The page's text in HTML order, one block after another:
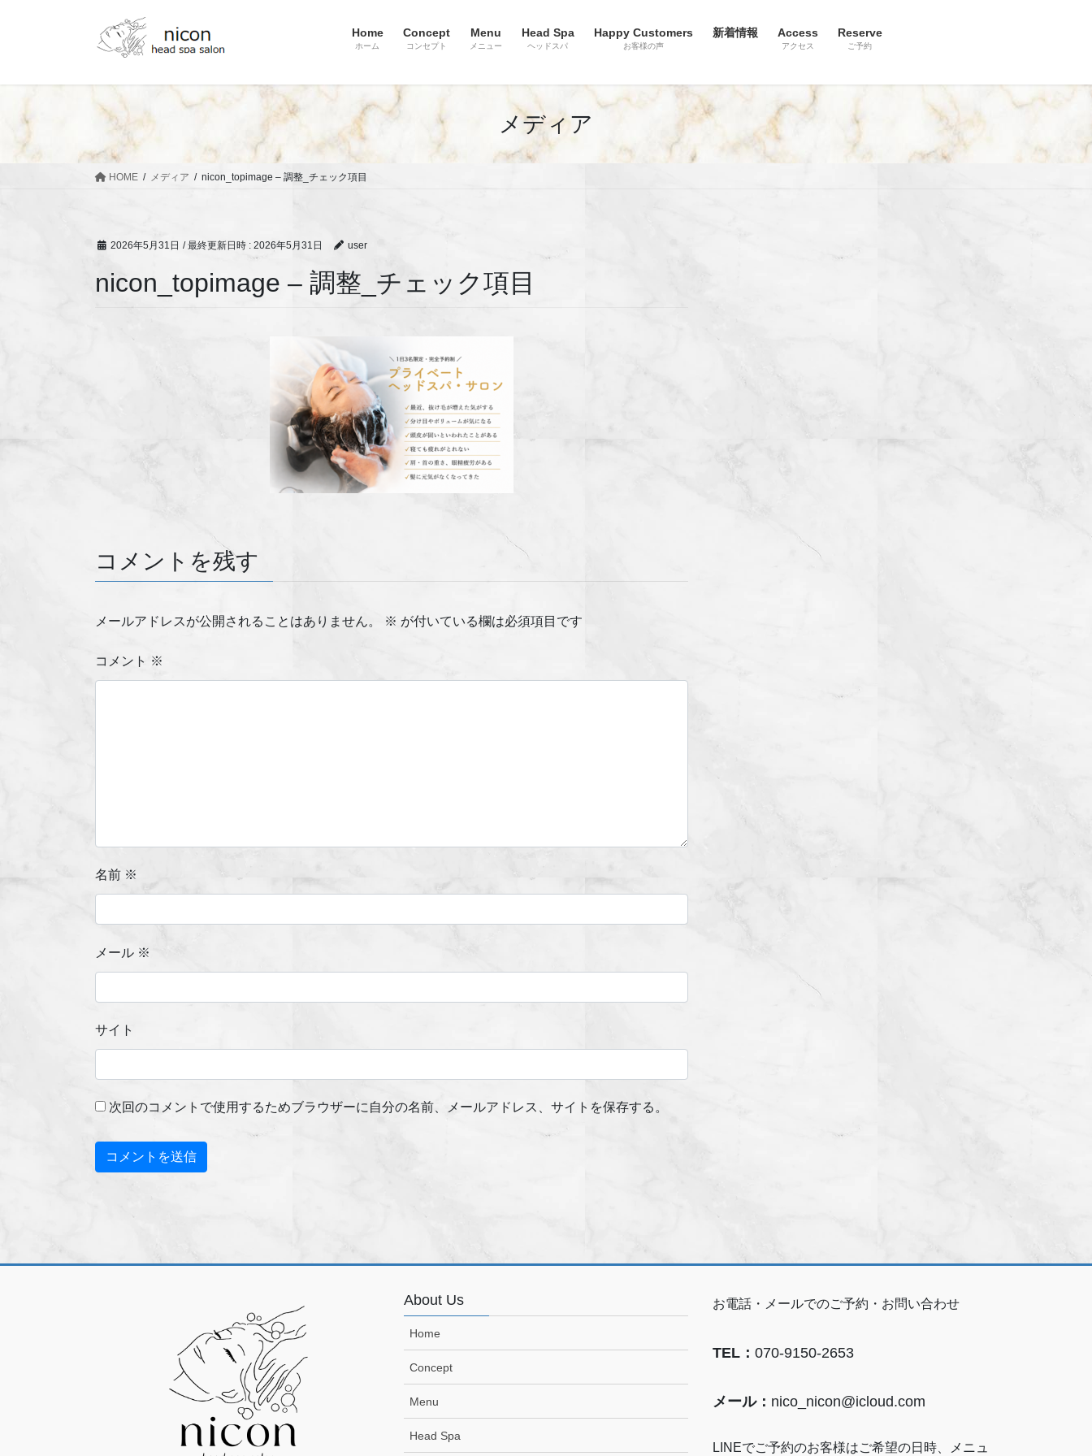
ツ
シ
Home
ホーム
Concept
コンセプト
Menu
メニュー
Head Spa
ヘッドスパ
Happy Customers
お客様の声
新着情報 Access
アクセス
Reserve
ご予約
メディア
HOME メディア nicon_topimage – 調整_チェック項目
2026年5月31日 / 最終更新日時 : 2026年5月31日 user
nicon_topimage – 調整_チェック項目
コメントを残す
メールアドレスが公開されることはありません。 ※ が付いている欄は必須項目です
コメント ※
名前 ※
メール ※
サイト
次回のコメントで使用するためブラウザーに自分の名前、メールアドレス、サイトを保存する。
About Us
Home
Concept
Menu
Head Spa
お電話・メールでのご予約・お問い合わせ
TEL： 070-9150-2653
メール： nico_nicon@icloud.com
LINEでご予約のお客様はご希望の日時、メニュ